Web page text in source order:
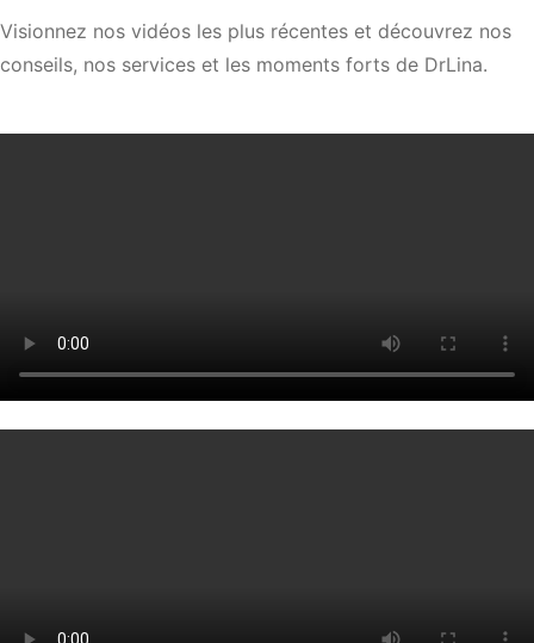
Visionnez nos vidéos les plus récentes et découvrez nos
conseils, nos services et les moments forts de DrLina.